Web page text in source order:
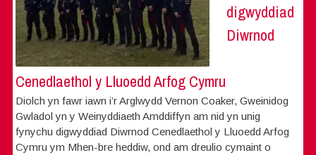
digwyddiad
Diwrnod
Cenedlaethol y Lluoedd Arfog Cymru
Diolch yn fawr iawn i’r Arglwydd Vernon Coaker, Gweinidog
Gwladol yn y Weinyddiaeth Amddiffyn am nid yn unig
fynychu digwyddiad Diwrnod Cenedlaethol y Lluoedd Arfog
Cymru ym Mhen-bre heddiw, ond am dreulio cymaint o